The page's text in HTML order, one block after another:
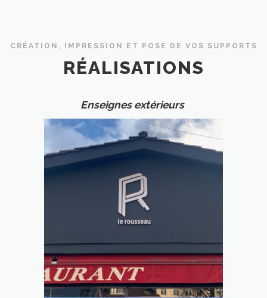
CRÉATION, IMPRESSION ET POSE DE VOS SUPPORTS
RÉALISATIONS
Enseignes extérieurs